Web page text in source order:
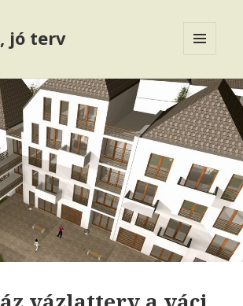
jó terv
WIDGETEK